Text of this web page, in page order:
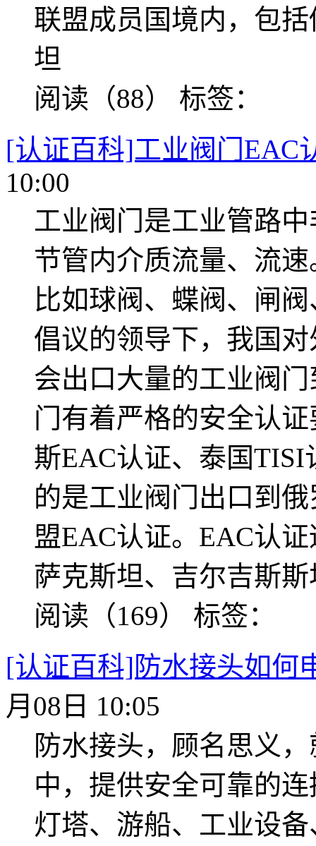
联盟成员国境内，包
坦
阅读（88） 标签：
[认证百科]工业阀门EAC
10:00
工业阀门是工业管路
节管内介质流量、流
比如球阀、蝶阀、闸
倡议的领导下，我国
会出口大量的工业阀
门有着严格的安全认
斯EAC认证、泰国
的是工业阀门出口到
盟EAC认证。EAC认
萨克斯坦、吉尔吉斯斯
阅读（169） 标签：
[认证百科]防水接头如何
月08日 10:05
防水接头，顾名思义
中，提供安全可靠的
灯塔、游船、工业设